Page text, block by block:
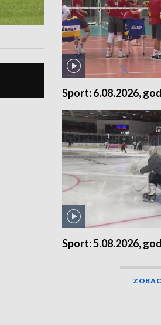
Sport: 6.08.2026,
Sport: 5.08.2026,